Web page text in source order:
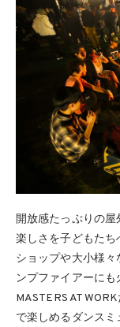
開放感たっぷりの
楽しさを子どもたち
ショップや大小様
ンプファイアーに
MASTERS AT
で楽しめるダンスミ